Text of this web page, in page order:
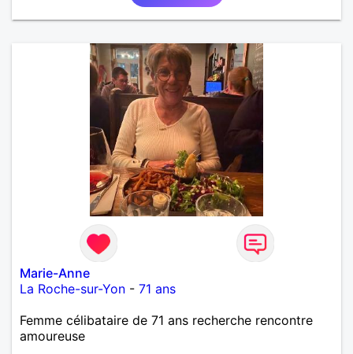
Marie-Anne
La Roche-sur-Yon - 71 ans
Femme célibataire de 71 ans recherche rencontre
amoureuse